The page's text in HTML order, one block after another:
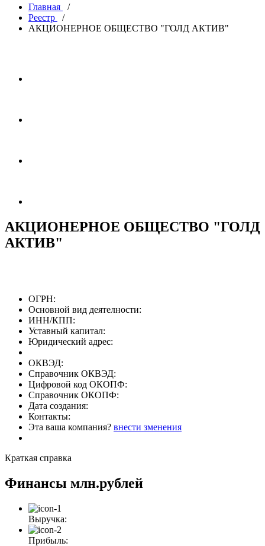
Главная
/
Реестр
/
АКЦИОНЕРНОЕ ОБЩЕСТВО "ГОЛД АКТИВ"
АКЦИОНЕРНОЕ ОБЩЕСТВО "ГОЛД
АКТИВ"
ОГРН:
Основной вид деятелности:
ИНН/КПП:
Уставный капитал:
Юридический адрес:
ОКВЭД:
Справочник ОКВЭД:
Цифровой код ОКОПФ:
Справочник ОКОПФ:
Дата создания:
Контакты:
Эта ваша компания? внести зменения
Краткая справка
Финансы млн.рублей
Выручка:
Прибыль: